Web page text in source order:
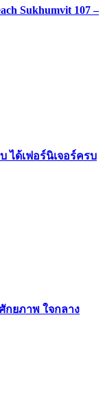
Sukhumvit 107 –
ได้เฟอร์นิเจอร์ครบ
กยภาพ ใจกลาง